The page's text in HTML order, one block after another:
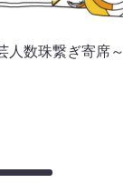
人数珠繋ぎ寄席～